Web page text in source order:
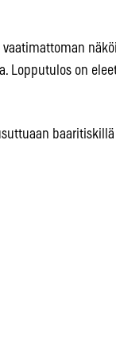
Lopputulos on